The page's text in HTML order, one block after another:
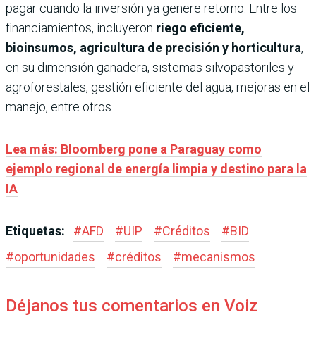
pagar cuando la inversión ya genere retorno. Entre los
financiamientos, incluyeron riego eficiente,
bioinsumos, agricultura de precisión y horticultura,
en su dimensión ganadera, sistemas silvopastoriles y
agroforestales, gestión eficiente del agua, mejoras en el
manejo, entre otros.
Lea más: Bloomberg pone a Paraguay como
ejemplo regional de energía limpia y destino para la
IA
Etiquetas: #AFD #UIP #Créditos #BID
#oportunidades #créditos #mecanismos
Déjanos tus comentarios en Voiz